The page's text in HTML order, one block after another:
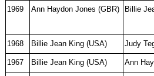
1969 Ann Haydon Jones (GBR) Billie
1968 Billie Jean King (USA) Judy
1967 Billie Jean King (USA) Ann